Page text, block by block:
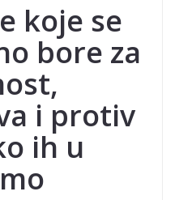
koje se
bore za
i protiv
ih u